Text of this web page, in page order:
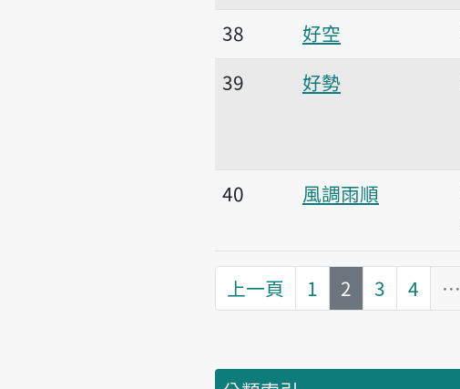
38
好空
39
好勢
40
風調雨順
上一頁 1 第
2 3 4 …